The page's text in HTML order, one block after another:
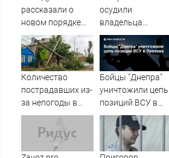
рассказали о
новом порядке
получения
квитанций за
ЖКУ
осудили
владельца
канала о засадах
ТЦК
Количество
пострадавших из-
за непогоды в
Ростове-на-Дону
возросло до 28
Бойцы "Днепра"
уничтожили цепь
позиций ВСУ в
Орехове